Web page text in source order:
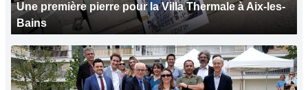
Une première pierre pour la Villa Thermale à Aix-les-
Bains